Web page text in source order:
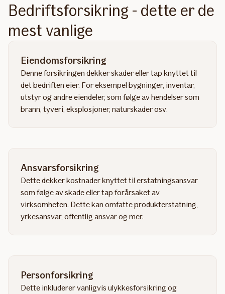
Bedriftsforsikring - dette er de
mest vanlige
Eiendomsforsikring
Denne forsikringen dekker skader eller tap knyttet til
det bedriften eier. For eksempel bygninger, inventar,
utstyr og andre eiendeler, som følge av hendelser som
brann, tyveri, eksplosjoner, naturskader osv.
Ansvarsforsikring
Dette dekker kostnader knyttet til erstatningsansvar
som følge av skade eller tap forårsaket av
virksomheten. Dette kan omfatte produkterstatning,
yrkesansvar, offentlig ansvar og mer.
Personforsikring
Dette inkluderer vanligvis ulykkesforsikring og